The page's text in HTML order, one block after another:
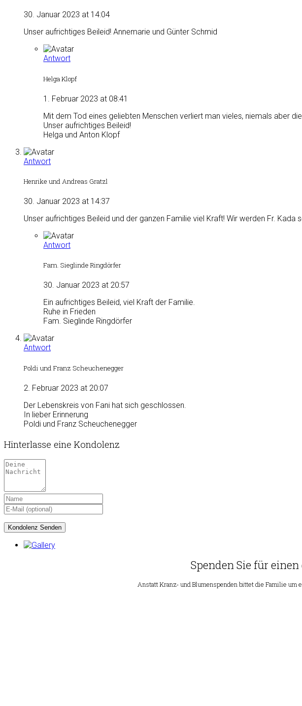
30. Januar 2023 at 14:04
Unser aufrichtiges Beileid! Annemarie und Günter Schmid
Antwort
Helga Klopf
1. Februar 2023 at 08:41
Mit dem Tod eines geliebten Menschen verliert man vieles, niemals aber
Unser aufrichtiges Beileid!
Helga und Anton Klopf
Antwort
Henrike und Andreas Gratzl
30. Januar 2023 at 14:37
Unser aufrichtiges Beileid und der ganzen Familie viel Kraft! Wir werden Fr.
Antwort
Fam. Sieglinde Ringdörfer
30. Januar 2023 at 20:57
Ein aufrichtiges Beileid, viel Kraft der Familie.
Ruhe in Frieden
Fam. Sieglinde Ringdörfer
Antwort
Poldi und Franz Scheuchenegger
2. Februar 2023 at 20:07
Der Lebenskreis von Fani hat sich geschlossen.
In lieber Erinnerung
Poldi und Franz Scheuchenegger
Hinterlasse eine Kondolenz
Spenden Sie für
Anstatt Kranz- und Blumenspenden bittet die Familie um